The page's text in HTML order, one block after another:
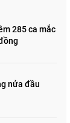
285 ca mắc
nửa đầu